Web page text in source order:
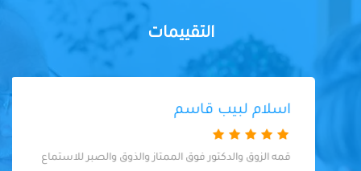
التقييمات
اسلام لبيب قاسم
قمه الزوق والدكتور فوق الممتاز والذوق والصبر للاستماع